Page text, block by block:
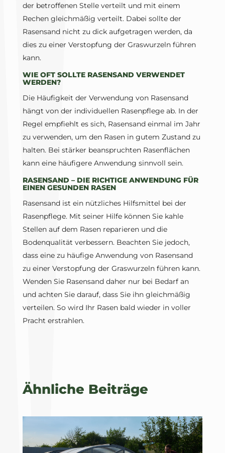
der betroffenen Stelle verteilt und mit einem
Rechen gleichmäßig verteilt. Dabei sollte der
Rasensand nicht zu dick aufgetragen werden, da
dies zu einer Verstopfung der Graswurzeln führen
kann.
WIE OFT SOLLTE RASENSAND VERWENDET
WERDEN?
Die Häufigkeit der Verwendung von Rasensand
hängt von der individuellen Rasenpflege ab. In der
Regel empfiehlt es sich, Rasensand einmal im Jahr
zu verwenden, um den Rasen in gutem Zustand zu
halten. Bei stärker beanspruchten Rasenflächen
kann eine häufigere Anwendung sinnvoll sein.
RASENSAND – DIE RICHTIGE ANWENDUNG FÜR
EINEN GESUNDEN RASEN
Rasensand ist ein nützliches Hilfsmittel bei der
Rasenpflege. Mit seiner Hilfe können Sie kahle
Stellen auf dem Rasen reparieren und die
Bodenqualität verbessern. Beachten Sie jedoch,
dass eine zu häufige Anwendung von Rasensand
zu einer Verstopfung der Graswurzeln führen kann.
Wenden Sie Rasensand daher nur bei Bedarf an
und achten Sie darauf, dass Sie ihn gleichmäßig
verteilen. So wird Ihr Rasen bald wieder in voller
Pracht erstrahlen.
Ähnliche Beiträge